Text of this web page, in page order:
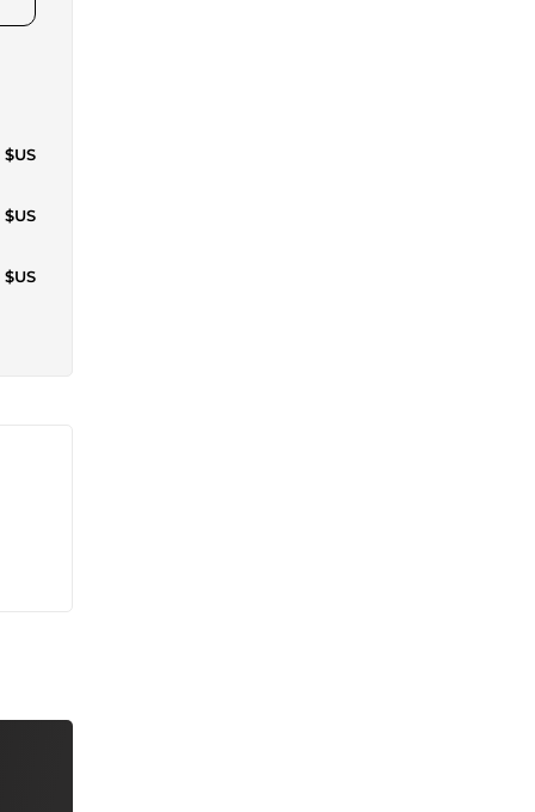
$US
$US
$US